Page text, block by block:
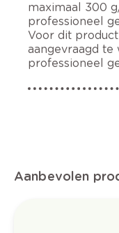
maximaal 300
professioneel
Voor dit
aangevraagd
professioneel
Aanbevolen